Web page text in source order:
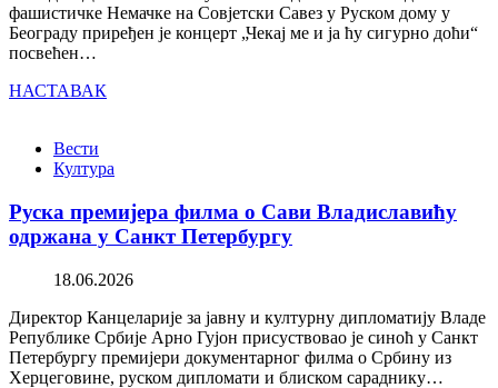
фашистичке Немачке на Совјетски Савез у Руском дому у
Београду приређен је концерт „Чекај ме и ја ћу сигурно доћи“
посвећен…
НАСТАВАК
Вести
Култура
Руска премијера филма о Сави Владиславићу
одржана у Санкт Петербургу
18.06.2026
Директор Канцеларије за јавну и културну дипломатију Владе
Републике Србије Арно Гујон присуствовао је синоћ у Санкт
Петербургу премијери документарног филма о Србину из
Херцеговине, руском дипломати и блиском сараднику…